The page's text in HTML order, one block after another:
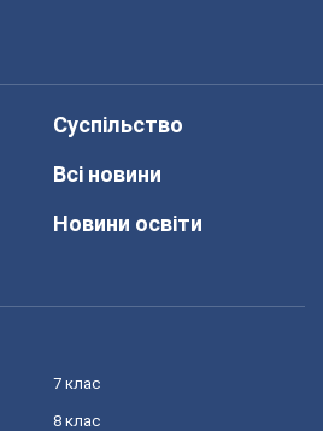
Суспільство
Всі новини
Новини освіти
7 клас
8 клас